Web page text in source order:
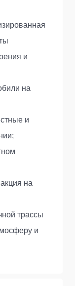
и
на
и
на
трассы
и